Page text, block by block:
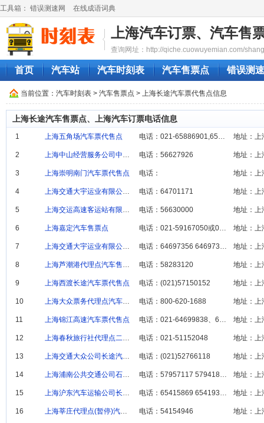
工具箱： 错误测速网 在线成语词典
上海汽车订票、汽车售
查询网址：http://qiche.cuowuyemian.com/
首页 汽车站 汽车时刻表 汽车售票点 错误测
当前位置： 汽车时刻表 > 汽车售票点 > 上海长途汽车票代售点信息
上海长途汽车售票点、上海汽车订票电话信息
1 上海五角场汽车票代售点‎ 电话：021-65886901,6588690 地址：上
2 上海中山经营服务公司中山北路汽车站售票点 电话：56627926 地址：上
3 上海崇明南门汽车票代售点 电话： 地址：上
4 上海交通大宇运业有限公司龙吴路站汽车售票点 电话：64701171 地址：上
5 上海交运高速客运站有限公司汽车票代售点 电话：56630000 地址：上
6 上海嘉定汽车售票点 电话：021-59167050或021-5916276 地址：上
7 上海交通大宇运业有限公司徐家汇站汽车票代售点 电话：64697356 64697320 地址：上
8 上海芦潮港代理点汽车售票点 电话：58283120 地址：上
9 上海西渡长途汽车票代售点 电话：(021)57150152 地址：上
10 上海大众票务代理点汽车售票点 电话：800-620-1688 地址：上
11 上海锦江高速汽车票代售点 电话：021-64699838、6464888 地址：上
12 上海春秋旅行社代理点二汽车售票点 电话：021-51152048
13 上海交通大众公司长途汽车票代售点 电话：(021)52766118 地址：上
14 上海浦南公共交通公司石化汽车站售票点 电话：57957117 57941860 地址：上
15 上海沪东汽车运输公司长途客运总站代售点 电话：65415869 65419360 地址：上
16 上海莘庄代理点(暂停)汽车售票点 电话：54154946 地址：上